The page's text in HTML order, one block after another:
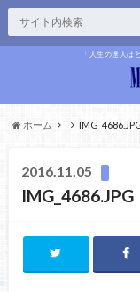
「人生の達人は
ホーム
2016.11.05
IMG_4686.JPG